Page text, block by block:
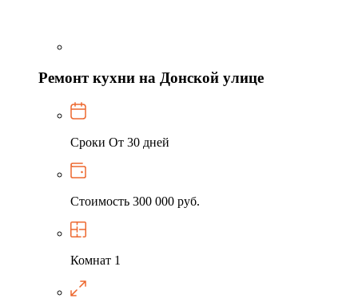
Ремонт кухни на Донской улице
Сроки От 30 дней
Стоимость 300 000 руб.
Комнат 1